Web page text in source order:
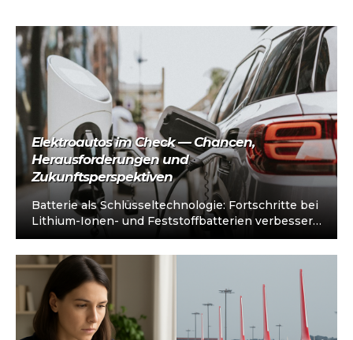
Elektroautos im Check — Chancen,
Herausforderungen und
Zukunftsperspektiven
Batterie als Schlüsseltechnologie: Fortschritte bei
Lithium-Ionen- und Feststoffbatterien verbessern
Reichweite und Sicherheit. Effizienter Antrieb:
Elektroautos sind leistungsstark, wartungsarm
und profitieren…